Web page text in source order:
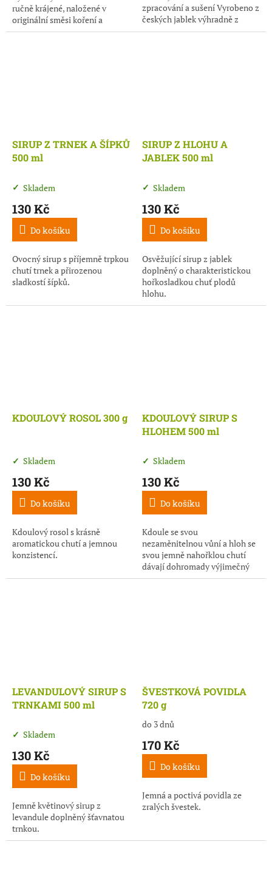
ručně krájené, naložené v
originální směsi koření a
pomalu sušené tak, aby si
zpracování a sušení Vyrobeno z
českých jablek výhradně z
podhůří Jeseníků Kuličky si z
SIRUP Z TRNEK A ŠÍPKŮ
500 ml
Skladem
130 Kč
Do košíku
Ovocný sirup s příjemně trpkou
chutí trnek a přirozenou
sladkostí šípků.
SIRUP Z HLOHU A
JABLEK 500 ml
Skladem
130 Kč
Do košíku
Osvěžující sirup z jablek
doplněný o charakteristickou
hořkosladkou chuť plodů
hlohu.
KDOULOVÝ ROSOL 300 g
Skladem
130 Kč
Do košíku
Kdoulový rosol s krásně
aromatickou chutí a jemnou
konzistencí.
KDOULOVÝ SIRUP S
HLOHEM 500 ml
Skladem
130 Kč
Do košíku
Kdoule se svou
nezaměnitelnou vůní a hloh se
svou jemně nahořklou chutí
dávají dohromady výjimečný
podzimní sirup.
LEVANDULOVÝ SIRUP S
TRNKAMI 500 ml
Skladem
130 Kč
Do košíku
Jemně květinový sirup z
levandule doplněný šťavnatou
trnkou.
ŠVESTKOVÁ POVIDLA
720 g
Průměrné
produktu
5,0
5
hvězdiček.
do 3 dnů
170 Kč
Do košíku
Jemná a poctivá povidla ze
zralých švestek.